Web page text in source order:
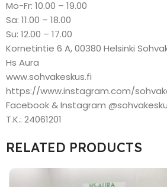
Mo-Fr: 10.00 – 19.00
Sa: 11.00 – 18.00
Su: 12.00 – 17.00
Kornetintie 6 A, 00380 Helsinki
Hs Aura
www.sohvakeskus.fi
https://www.instagram.com/
Facebook & Instagram
T.K.: 24061201
RELATED PRODUCTS